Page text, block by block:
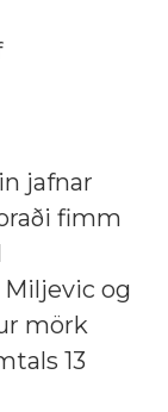
jafnar
fimm
Miljevic og
mörk
13